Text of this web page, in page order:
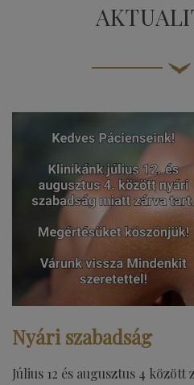
Nyári szabadság
Július 12 és augusztus 4 között